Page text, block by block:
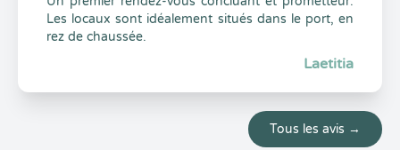
Les locaux sont idéalement situés dans le port, en
rez de chaussée.
Laetitia
Tous les avis →